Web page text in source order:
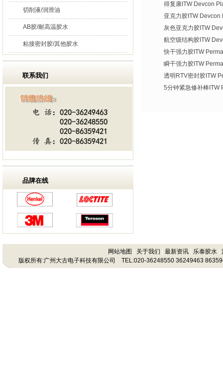
切削液/润滑油
AB胶/耐高温胶水
粘接密封胶/其他胶水
联系我们
品牌在线
得复康ITW Devcon
亚克力胶ITW Devcon
灰色亚克力胶ITW
航空级结构胶ITW
快干强力胶ITW
瞬干强力胶ITW
透明RTV密封胶ITW
5分钟紧急修补棒ITW
网站地图 关于我们 最新资讯| 乐泰胶水|
版权所有:广州大古电子科技有限公司 TEL:020-36248550 36249463